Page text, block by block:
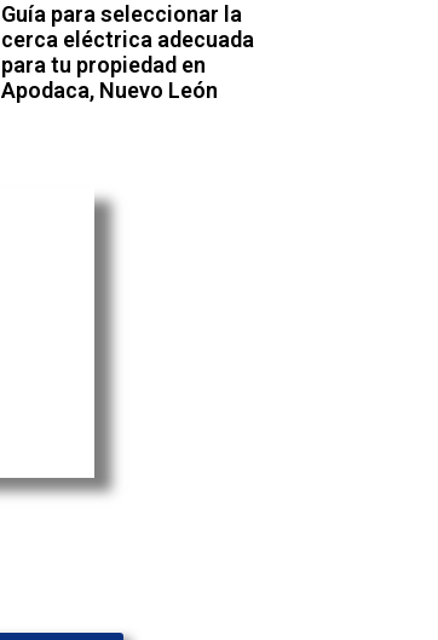
Guía para seleccionar la
cerca eléctrica adecuada
para tu propiedad en
Apodaca, Nuevo León